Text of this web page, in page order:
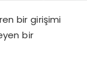
bir girişimi
bir